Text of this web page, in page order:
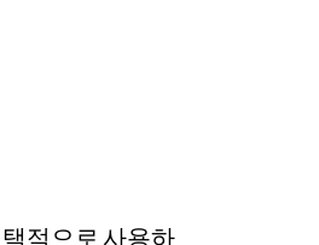
적으로 사용하